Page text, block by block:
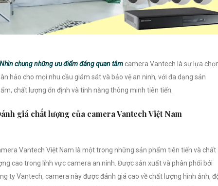
Nhìn chung những ưu điểm đáng quan tâmcamera Vantech là sự lựa
hảo cho mọi nhu cầu giám sát và bảo vệ an ninh, với đa dạng sản
chất lượng ổn định và tính năng thông minh tiên tiến.
giá chất lượng của camera Vantech Việt Nam
Vantech Việt Nam là một trong những sản phẩm tiên tiến và chất
cao trong lĩnh vực camera an ninh. Được sản xuất và phân phối bởi
ty Vantech, camera này được đánh giá cao về chất lượng hình ảnh,